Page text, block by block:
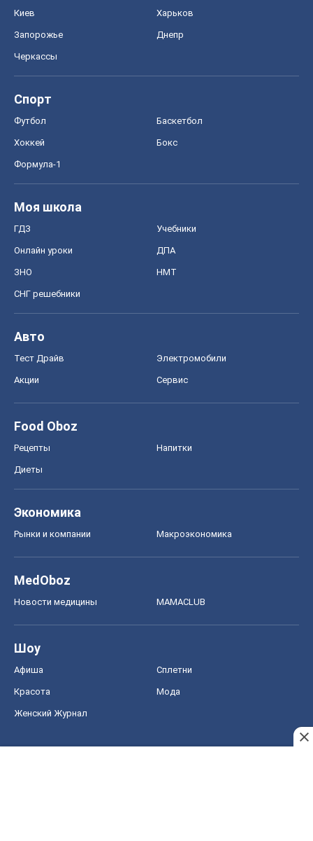
Киев Харьков
Запорожье Днепр
Черкассы
Спорт
Футбол Баскетбол
Хоккей Бокс
Формула-1
Моя школа
ГДЗ Учебники
Онлайн уроки ДПА
ЗНО НМТ
СНГ решебники
Авто
Тест Драйв Электромобили
Акции Сервис
Food Oboz
Рецепты Напитки
Диеты
Экономика
Рынки и компании Mакроэкономика
MedOboz
Новости медицины MAMACLUB
Шоу
Афиша Сплетни
Красота Мода
Женский Журнал